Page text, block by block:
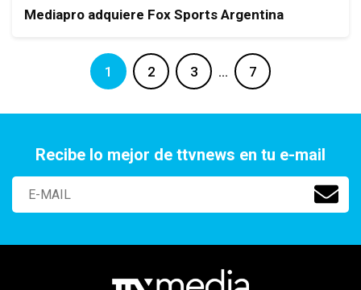
Mediapro adquiere Fox Sports Argentina
1 2 3 … 7
Recibe lo mejor de ttvnews en tu e-mail